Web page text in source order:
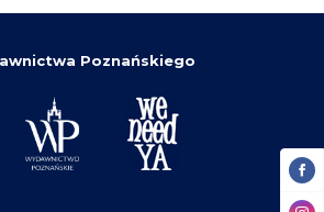
Poznańskiego